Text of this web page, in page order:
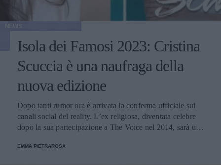
Isola dei Famosi 2023: Cristina
Scuccia è una naufraga della
nuova edizione
Dopo tanti rumor ora è arrivata la conferma ufficiale sui
canali social del reality. L’ex religiosa, diventata celebre
dopo la sua partecipazione a The Voice nel 2014, sarà una
EMMA PIETRAROSA